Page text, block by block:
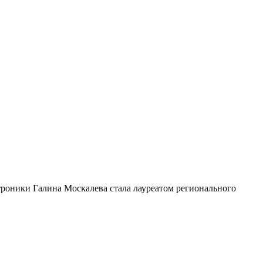
Галина Москалева стала лауреатом регионального